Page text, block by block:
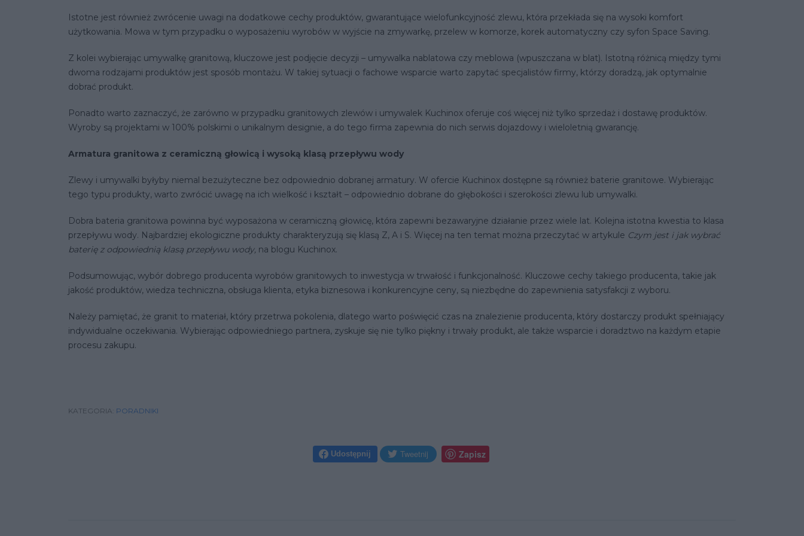
Istotne jest również zwrócenie uwagi na dodatkowe cechy produktów, gwarantujące wielofunkcyjność zlewu, która przekłada się na wysoki komfort
użytkowania. Mowa w tym przypadku o wyposażeniu wyrobów w wyjście na zmywarkę, przelew w komorze, korek automatyczny czy syfon Space Saving.
Z kolei wybierając umywalkę granitową, kluczowe jest podjęcie decyzji – umywalka nablatowa czy meblowa (wpuszczana w blat). Istotną różnicą między tymi
dwoma rodzajami produktów jest sposób montażu. W takiej sytuacji o fachowe wsparcie warto zapytać specjalistów firmy, którzy doradzą, jak optymalnie
dobrać produkt.
Ponadto warto zaznaczyć, że zarówno w przypadku granitowych zlewów i umywalek Kuchinox oferuje coś więcej niż tylko sprzedaż i dostawę produktów.
Wyroby są projektami w 100% polskimi o unikalnym designie, a do tego firma zapewnia do nich serwis dojazdowy i wieloletnią gwarancję.
Armatura granitowa z ceramiczną głowicą i wysoką klasą przepływu wody
Zlewy i umywalki byłyby niemal bezużyteczne bez odpowiednio dobranej armatury. W ofercie Kuchinox dostępne są również baterie granitowe. Wybierając
tego typu produkty, warto zwrócić uwagę na ich wielkość i kształt – odpowiednio dobrane do głębokości i szerokości zlewu lub umywalki.
Dobra bateria granitowa powinna być wyposażona w ceramiczną głowicę, która zapewni bezawaryjne działanie przez wiele lat. Kolejna istotna kwestia to klasa
przepływu wody. Najbardziej ekologiczne produkty charakteryzują się klasą Z, A i S. Więcej na ten temat można przeczytać w artykule Czym jest i jak wybrać
baterię z odpowiednią klasą przepływu wody, na blogu Kuchinox.
Podsumowując, wybór dobrego producenta wyrobów granitowych to inwestycja w trwałość i funkcjonalność. Kluczowe cechy takiego producenta, takie jak
jakość produktów, wiedza techniczna, obsługa klienta, etyka biznesowa i konkurencyjne ceny, są niezbędne do zapewnienia satysfakcji z wyboru.
Należy pamiętać, że granit to materiał, który przetrwa pokolenia, dlatego warto poświęcić czas na znalezienie producenta, który dostarczy produkt spełniający
indywidualne oczekiwania. Wybierając odpowiedniego partnera, zyskuje się nie tylko piękny i trwały produkt, ale także wsparcie i doradztwo na każdym etapie
procesu zakupu.
KATEGORIA: PORADNIKI
Udostępnij
Udostępnij na Facebook
Tweetnij
Udostępnij na Twitter Zapisz
Zapisz na Pinterest